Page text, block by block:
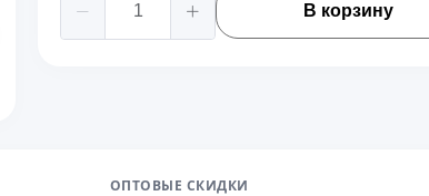
В корзину
ОПТОВЫЕ СКИДКИ